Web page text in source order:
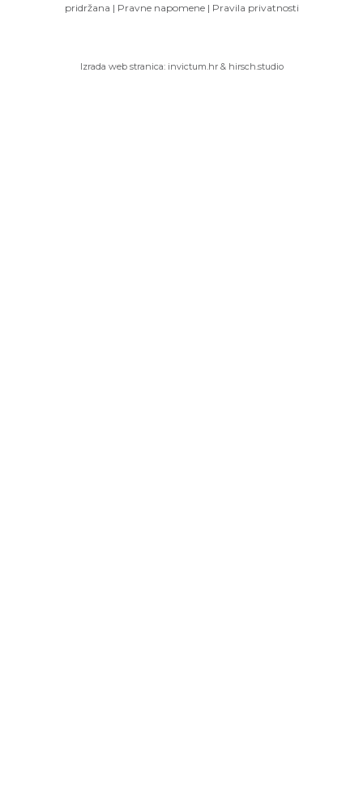
pridržana | Pravne napomene | Pravila privatnosti
Izrada web stranica: invictum.hr& hirsch.studio